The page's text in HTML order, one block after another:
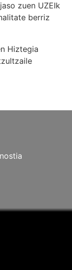
zuen UZEIk
berriz
Hiztegia